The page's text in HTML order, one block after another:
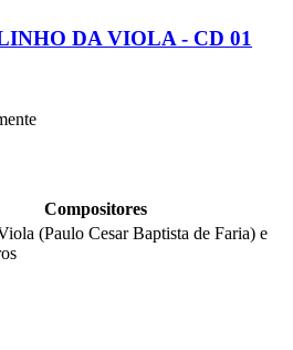
DA VIOLA - CD 01
Compositores
(Paulo Cesar Baptista de Faria) e